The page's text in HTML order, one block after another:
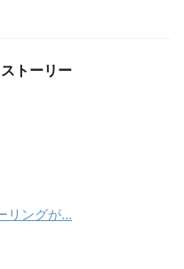
トーリー
リングが…